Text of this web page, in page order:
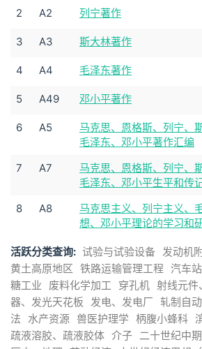
2 A2 列宁著作
3 A3 斯大林著作
4 A4 毛泽东著作
5 A49 邓小平著作
6 A5
马克思、恩格斯、列宁、
毛泽东、邓小平著作汇编
7 A7
马克思、恩格斯、列宁、
毛泽东、邓小平生平和传
8 A8
马克思主义、列宁主义、
想、邓小平理论的学习和
活跃分类查询: 试验与试验设备 发动机
黄土高原地区 铁路运输管理工程 汽车
糖工业
废料化学加工 穿孔机 射线元件
器、发光天花板 发电、发电厂 轧制自
法
水产资源 兽医护理学 柄腹小蜂科
疏液溶胶、疏液胶体 介子 二十世纪中